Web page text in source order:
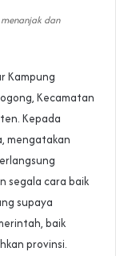
dan
Kampung
Kecamatan
Kepada
mengatakan
segala cara baik
supaya
baik
provinsi.